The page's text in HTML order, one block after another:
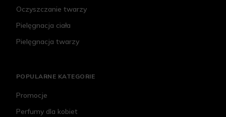
Oczyszczanie twarzy
Pielęgnacja ciała
Pielęgnacja twarzy
POPULARNE KATEGORIE
Promocje
Perfumy dla kobiet